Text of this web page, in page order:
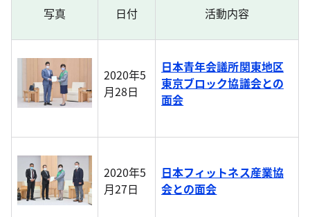
写真 日付 活動内容
2020年5
月28日
日本青年会議所関東地区
東京ブロック協議会との
面会
2020年5
月27日
日本フィットネス産業協
会との面会